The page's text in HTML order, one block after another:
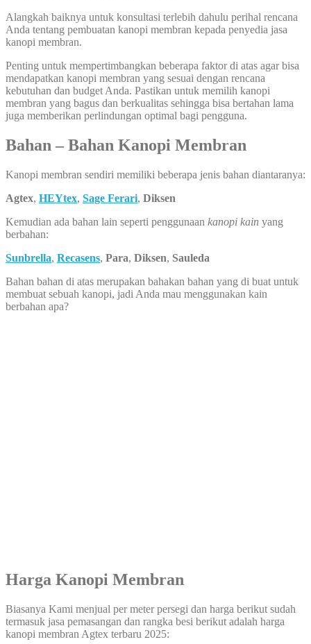
Alangkah baiknya untuk konsultasi terlebih dahulu perihal rencana
Anda tentang pembuatan kanopi membran kepada penyedia jasa
kanopi membran.
Penting untuk mempertimbangkan beberapa faktor di atas agar bisa
mendapatkan kanopi membran yang sesuai dengan rencana
kebutuhan dan budget Anda. Pastikan untuk memilih kanopi
membran yang bagus dan berkualitas sehingga bisa bertahan lama
juga memberikan perlindungan optimal bagi pengguna.
Bahan – Bahan Kanopi Membran
Kanopi membran sendiri memiliki beberapa jenis bahan diantaranya:
Agtex, HEYtex, Sage Ferari, Diksen
Kemudian ada bahan lain seperti penggunaan kanopi kain yang
berbahan:
Sunbrella, Recasens, Para, Diksen, Sauleda
Bahan bahan di atas merupakan bahakan bahan yang di buat untuk
membuat sebuah kanopi, jadi Anda mau menggunakan kain
berbahan apa?
Harga Kanopi Membran
Biasanya Kami menjual per meter persegi dan harga berikut sudah
termasuk jasa pemasangan dan rangka besi berikut adalah harga
kanopi membran Agtex terbaru 2025: